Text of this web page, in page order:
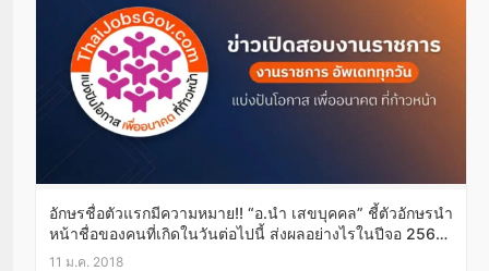
อักษรชื่อตัวแรกมีความหมาย!! “อ.นำ เสขบุคคล” ชี้ตัวอักษรนำ
หน้าชื่อของคนที่เกิดในวันต่อไปนี้ ส่งผลอย่างไรในปีจอ 2561
ดวงใครรุ่ง ดวงใครร่วง รีบเช็คด่วน!!
11 ม.ค. 2018